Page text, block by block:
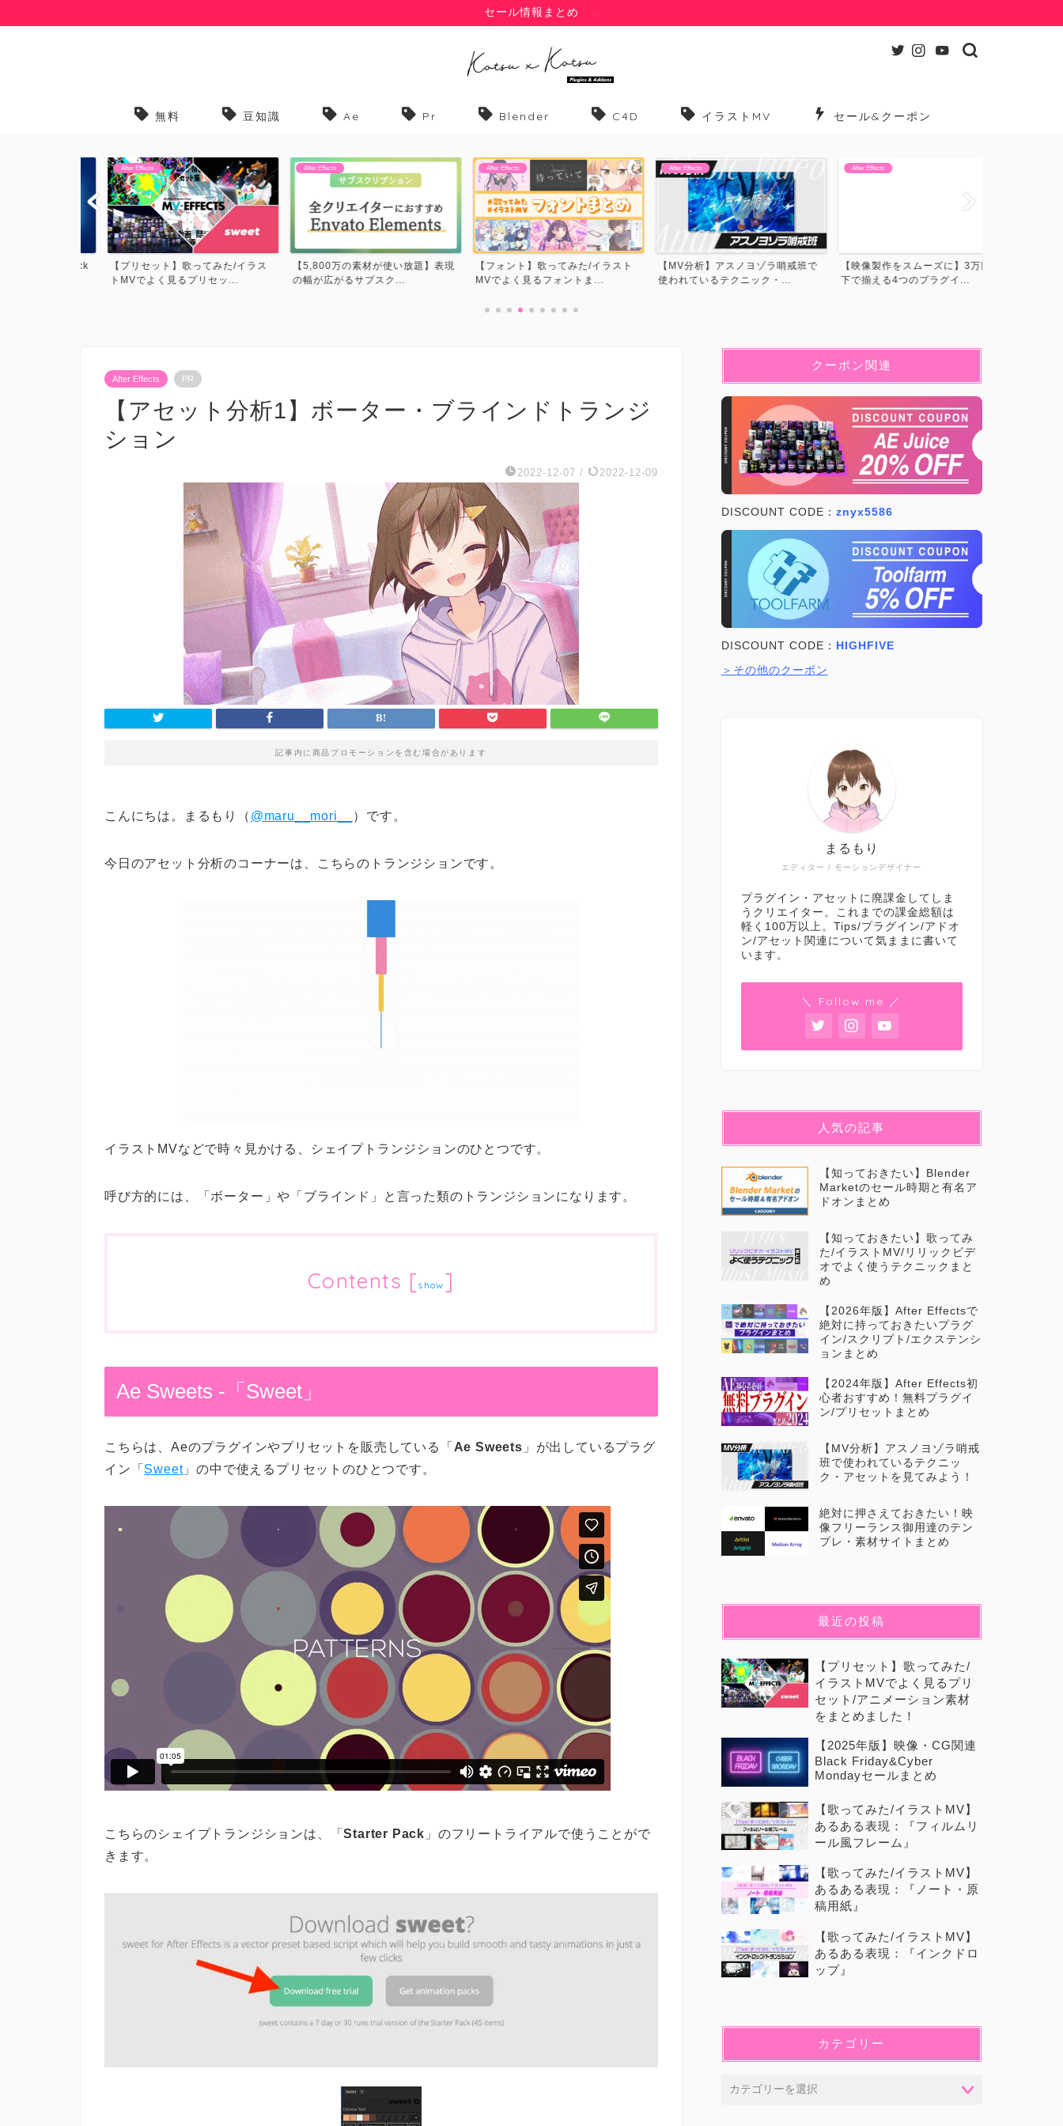
セール情報まとめ
無料 豆知識 Ae Pr Blender C4D イラストMV セール&クーポン
After Effects
【プリセット】歌ってみた/イラス
トMVでよく見るプリセッ...
After Effects
【5,800万の素材が使い放題】表現
の幅が広がるサブスク...
After Effects
【フォント】歌ってみた/イラスト
MVでよく見るフォントま...
After Effects
【MV分析】アスノヨゾラ哨戒班で
使われているテクニック・...
After Effects
【映像製作をスムーズに】3万円以
下で揃える4つのプラグイ...
After Effects PR
【アセット分析1】ボーター・ブラインドトランジ
ション
2022-12-07 / 2022-12-09
記事内に商品プロモーションを含む場合があります
こんにちは。まるもり（ @maru__mori__ ）です。
今日のアセット分析のコーナーは、こちらのトランジションです。
イラストMVなどで時々見かける、シェイプトランジションのひとつです。
呼び方的には、「ボーター」や「ブラインド」と言った類のトランジションになります。
Contents [show ]
Ae Sweets -「Sweet」
こちらは、Aeのプラグインやプリセットを販売している「 Ae Sweets 」が出しているプラグ
イン「 Sweet」の中で使えるプリセットのひとつです。
こちらのシェイプトランジションは、「Starter Pack 」のフリートライアルで使うことがで
きます。
クーポン関連
DISCOUNT CODE： znyx5586
DISCOUNT CODE： HIGHFIVE
＞その他のクーポン
エディター / モーションデザイナー
まるもり
プラグイン・アセットに廃課金してしま
うクリエイター。これまでの課金総額は
軽く100万以上。Tips/プラグイン/アドオ
ン/アセット関連について気ままに書いて
います。
＼ Follow me ／
人気の記事
【知っておきたい】Blender
Marketのセール時期と有名ア
ドオンまとめ
【知っておきたい】歌ってみ
た/イラストMV/リリックビデ
オでよく使うテクニックまと
め
【2026年版】After Effectsで
絶対に持っておきたいプラグ
イン/スクリプト/エクステンシ
ョンまとめ
【2024年版】After Effects初
心者おすすめ！無料プラグイ
ン/プリセットまとめ
【MV分析】アスノヨゾラ哨戒
班で使われているテクニッ
ク・アセットを見てみよう！
絶対に押さえておきたい！映
像フリーランス御用達のテン
プレ・素材サイトまとめ
最近の投稿
【プリセット】歌ってみた/
イラストMVでよく見るプリ
セット/アニメーション素材
をまとめました！
【2025年版】映像・CG関連
Black Friday&Cyber
Mondayセールまとめ
【歌ってみた/イラストMV】
あるある表現：『フィルムリ
ール風フレーム』
【歌ってみた/イラストMV】
あるある表現：『ノート・原
稿用紙』
【歌ってみた/イラストMV】
あるある表現：『インクドロ
ップ』
カテゴリー